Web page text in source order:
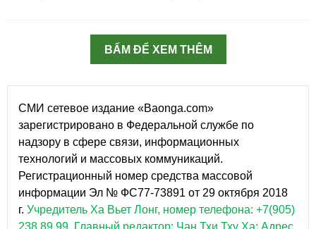
BẤM ĐỂ XEM THÊM
СМИ сетевое издание «Baonga.com»
зарегистрировано в Федеральной службе по
надзору в сфере связи, информационных
технологий и массовых коммуникаций.
Регистрационный номер средства массовой
информации Эл № ФС77-73891 от 29 октября 2018
г. Учредитель Ха Вьет Лонг, номер телефона: +7(905)